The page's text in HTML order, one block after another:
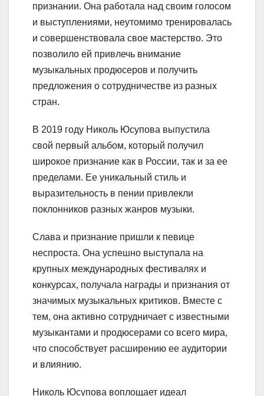
признании. Она работала над своим голосом
и выступлениями, неутомимо тренировалась
и совершенствовала свое мастерство. Это
позволило ей привлечь внимание
музыкальных продюсеров и получить
предложения о сотрудничестве из разных
стран.
В 2019 году Николь Юсупова выпустила
свой первый альбом, который получил
широкое признание как в России, так и за ее
пределами. Ее уникальный стиль и
выразительность в пении привлекли
поклонников разных жанров музыки.
Слава и признание пришли к певице
неспроста. Она успешно выступала на
крупных международных фестивалях и
конкурсах, получала награды и признания от
значимых музыкальных критиков. Вместе с
тем, она активно сотрудничает с известными
музыкантами и продюсерами со всего мира,
что способствует расширению ее аудитории
и влиянию.
Николь Юсупова воплощает идеал